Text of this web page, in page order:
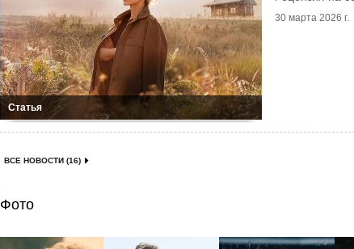
Статья
30 марта 2026 г.
ВСЕ НОВОСТИ (16)
Фото